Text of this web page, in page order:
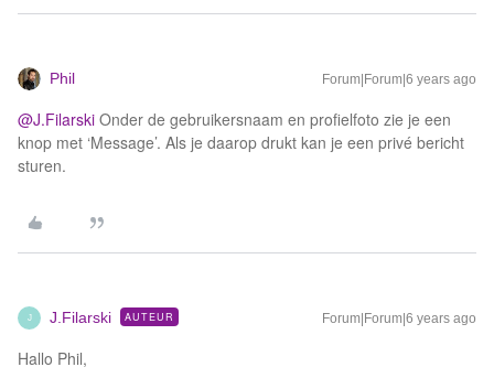
Phil Forum|Forum|6 years ago
@J.Filarski Onder de gebruikersnaam en profielfoto zie je een
knop met ‘Message’. Als je daarop drukt kan je een privé bericht
sturen.
J J.Filarski AUTEUR Forum|Forum|6 years ago
Hallo Phil,